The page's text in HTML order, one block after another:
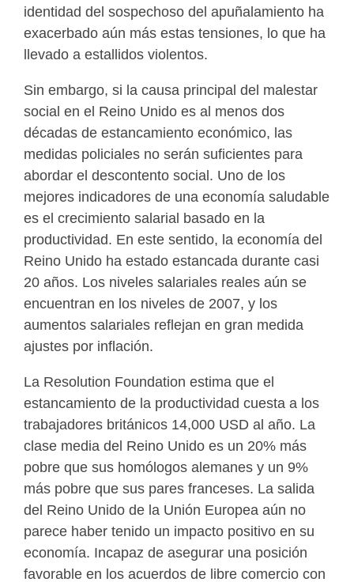
identidad del sospechoso del apuñalamiento ha
exacerbado aún más estas tensiones, lo que ha
llevado a estallidos violentos.
Sin embargo, si la causa principal del malestar
social en el Reino Unido es al menos dos
décadas de estancamiento económico, las
medidas policiales no serán suficientes para
abordar el descontento social. Uno de los
mejores indicadores de una economía saludable
es el crecimiento salarial basado en la
productividad. En este sentido, la economía del
Reino Unido ha estado estancada durante casi
20 años. Los niveles salariales reales aún se
encuentran en los niveles de 2007, y los
aumentos salariales reflejan en gran medida
ajustes por inflación.
La Resolution Foundation estima que el
estancamiento de la productividad cuesta a los
trabajadores británicos 14,000 USD al año. La
clase media del Reino Unido es un 20% más
pobre que sus homólogos alemanes y un 9%
más pobre que sus pares franceses. La salida
del Reino Unido de la Unión Europea aún no
parece haber tenido un impacto positivo en su
economía. Incapaz de asegurar una posición
favorable en los acuerdos de libre comercio con